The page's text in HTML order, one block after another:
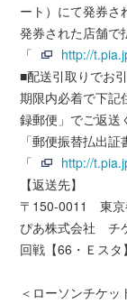
ート）にて発券さ
発券された店舗で
「
http://
■配送引取りでお
期限内必着で下記
録郵便」でご返送
「郵便振替払出
「
http://
【返送先】
〒150-0011 東京
ぴあ株式会社 チ
回戦【66・Ｅスタ
＜ローソンチケッ